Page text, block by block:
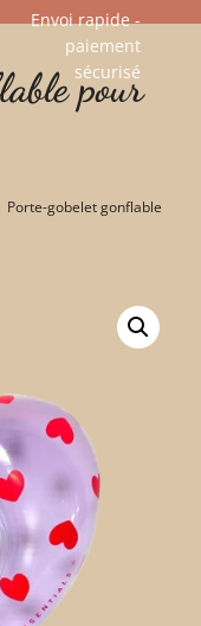
Envoi rapide -
paiement
sécurisé​
pour
Porte-gobelet gonflable